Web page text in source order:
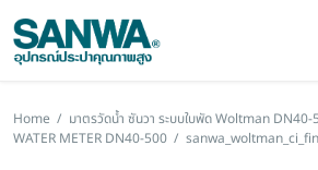
Home / มาตรวัดน้ำ ซันวา ระบบใบพัด Woltman
WATER METER DN40-500 /